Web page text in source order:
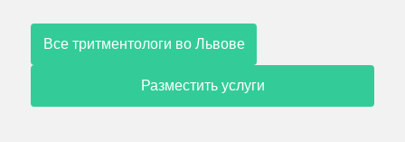
Все тритментологи во Львове
Разместить услуги